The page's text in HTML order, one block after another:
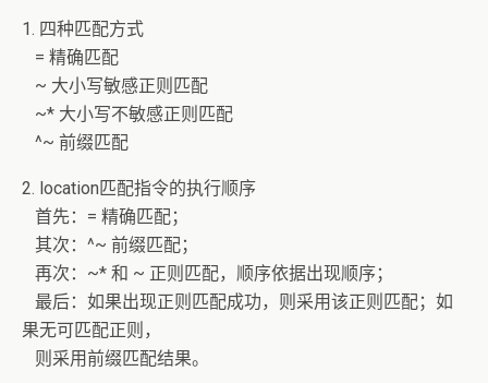
1. 四种匹配方式
= 精确匹配
~ 大小写敏感正则匹配
~* 大小写不敏感正则匹配
^~ 前缀匹配
2. location匹配指令的执行顺序
首先：= 精确匹配；
其次：^~ 前缀匹配；
再次：~* 和 ~ 正则匹配，顺序依据出现顺序；
最后：如果出现正则匹配成功，则采用该正则匹配；如
果无可匹配正则，
则采用前缀匹配结果。